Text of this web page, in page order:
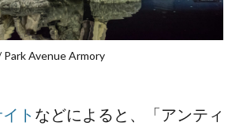
Avenue Armory
ト などによると、「アンティ